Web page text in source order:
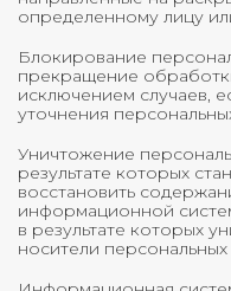
определенному лицу
Блокирование
прекращение
исключением случаев,
уточнения
Уничтожение
результате которых
восстановить
информационной
в результате которых
носители персональных